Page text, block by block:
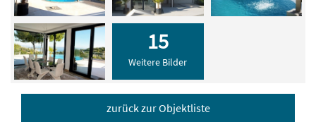
15
Weitere Bilder
zurück zur Objektliste